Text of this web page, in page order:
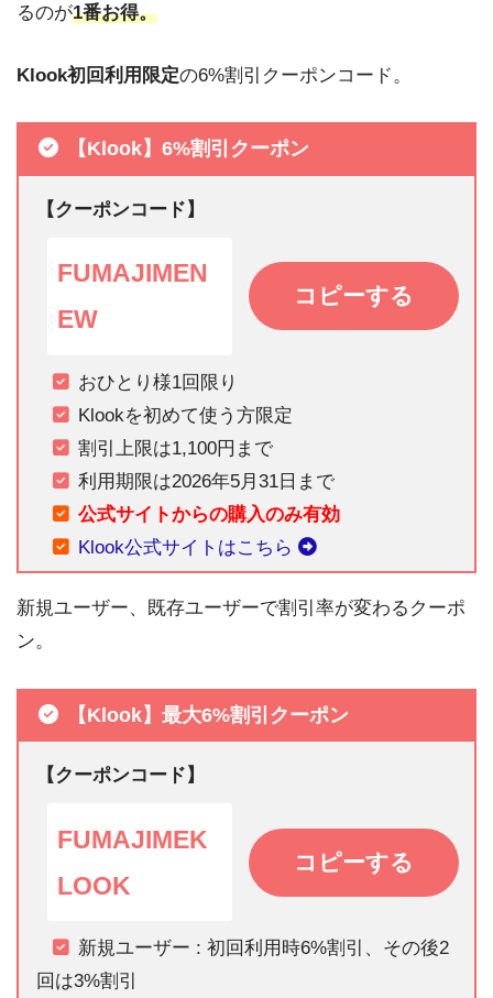
るのが1番お得。
Klook初回利用限定の6%割引クーポンコード。
【Klook】6%割引クーポン
【クーポンコード】
FUMAJIMEN
EW
コピーする
おひとり様1回限り
Klookを初めて使う方限定
割引上限は1,100円まで
利用期限は2026年5月31日まで
公式サイトからの購入のみ有効
Klook公式サイトはこちら
新規ユーザー、既存ユーザーで割引率が変わるクーポ
ン。
【Klook】最大6%割引クーポン
【クーポンコード】
FUMAJIMEK
LOOK
コピーする
新規ユーザー : 初回利用時6%割引、その後2
回は3%割引